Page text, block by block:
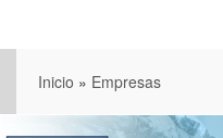
Inicio » Empresas